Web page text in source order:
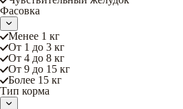
Фасовка
Менее 1 кг
От 1 до 3 кг
От 4 до 8 кг
От 9 до 15 кг
Более 15 кг
Тип корма